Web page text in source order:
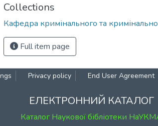
Collections
Кафедра кримінального та
Full item page
Privacy policy End User Agreement
ЕЛЕКТРОННИЙ КАТАЛОГ
Каталог Наукової бібліотеки